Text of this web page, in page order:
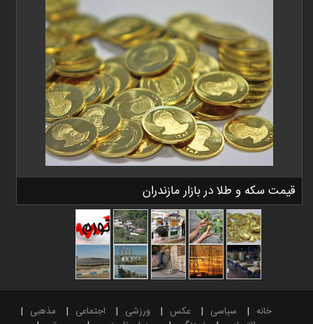
قیمت سکه و طلا در بازار مازندران
خانه سیاسی عکس ورزشی اجتماعی
مذهبی